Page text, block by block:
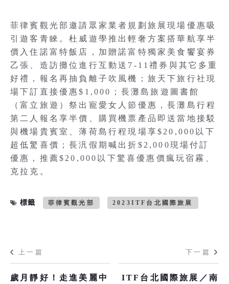
菲律賓觀光部邀請眾家業者規劃旅展現場優惠吸
引遊客青睞。杜威遊學推出輕奢方案搭華航享半
價入住諾富特飯店，加贈諾富特獨家美食饗宴券
乙張、造訪攤位進行互動送7-11禮券與其它多重
好禮，報名再抽負離子吹風機；旅天下旅行社現
場下訂直接優惠$1,000；長灘島旅遊圖書館
（富立旅遊）祭出寵愛女人節優惠，長灘島行程
第二人報名享半價、購買機票產品即送當地接駁
與機場貴賓室、薄荷島行程現場享$20,000以下
超低驚喜價；長汎假期喊出折$2,000現場付訂
優惠，推薦$20,000以下驚喜優惠價瘋玩宿霧、
克拉克。
標籤 菲律賓觀光部 2023ITF台北國際旅展
上一篇
歲月靜好！走進美麗中
下一篇
ITF台北國際旅展／南